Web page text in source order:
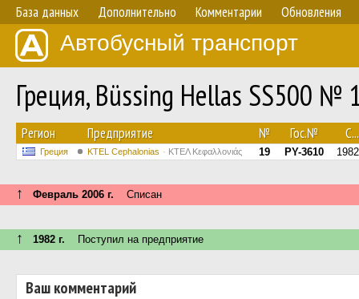
База данных Дополнительно Комментарии Обновления
Автобусный транспорт
Греция, Büssing Hellas SS500 №
Регион Предприятие № Гос.№ С...
Греция KTEL Cephalonias ΚΤΕΛ Κεφαλλονιάς 19 PY-3610 1982
↑ Февраль 2006 г. Списан
↑ 1982 г. Поступил на предприятие
Ваш комментарий